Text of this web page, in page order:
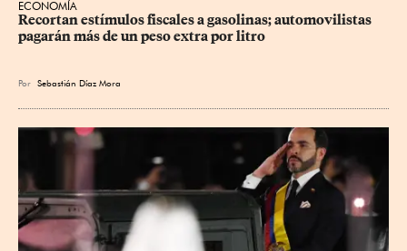
ECONOMÍA
Recortan estímulos fiscales a gasolinas; automovilistas
pagarán más de un peso extra por litro
Por Sebastián Díaz Mora